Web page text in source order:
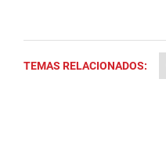
TEMAS RELACIONADOS: